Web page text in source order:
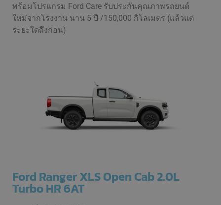
พร้อมโปรแกรม Ford Care รับประกันคุณภาพรถยนต์
ใหม่จากโรงงาน นาน 5 ปี /150,000 กิโลเมตร (แล้วแต่
ระยะใดถึงก่อน)
Ford Ranger XLS Open Cab 2.0L
Turbo HR 6AT